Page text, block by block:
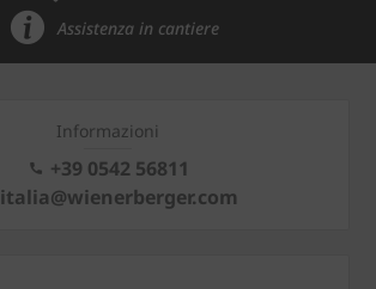
Assistenza in cantiere
Informazioni
+39 0542 56811
italia@wienerberger.com